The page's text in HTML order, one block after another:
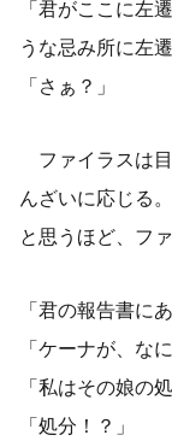
「君がここに左
うな忌み所に左
「さぁ？」
ファイラスは
んざいに応じる
と思うほど、フ
「君の報告書に
「ケーナが、なに
「私はその娘の
「処分！？」